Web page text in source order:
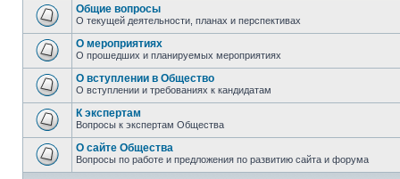
Общие вопросы
О текущей деятельности, планах и перспективах
О мероприятиях
О прошедших и планируемых мероприятиях
О вступлении в Общество
О вступлении и требованиях к кандидатам
К экспертам
Вопросы к экспертам Общества
О сайте Общества
Вопросы по работе и предложения по развитию сайта и форума